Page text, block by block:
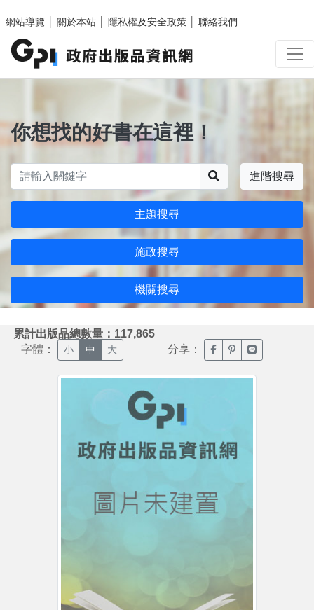
網站導覽
關於本站 隱私權及安全政策 聯絡我們
你想找的好書在這裡！
進階搜尋
主題搜尋
施政搜尋
機關搜尋
累計出版品總數量：117,865
字體： 小 中 大 分享： 臉書分享(另開新視窗)
噗浪分享(另開新
Line分享(另